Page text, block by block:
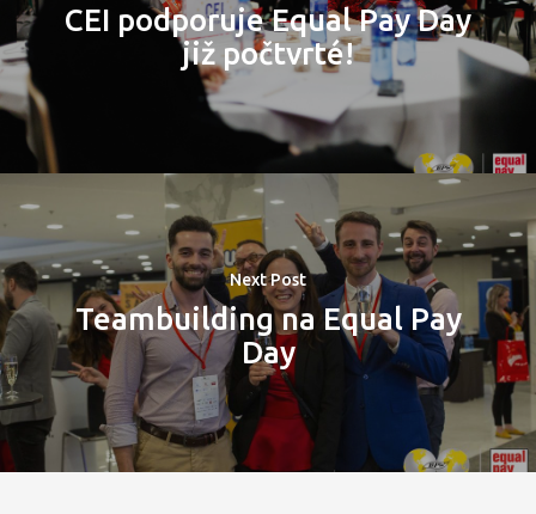
CEI podporuje Equal Pay Day
již počtvrté!
Next Post
Teambuilding na Equal Pay
Day